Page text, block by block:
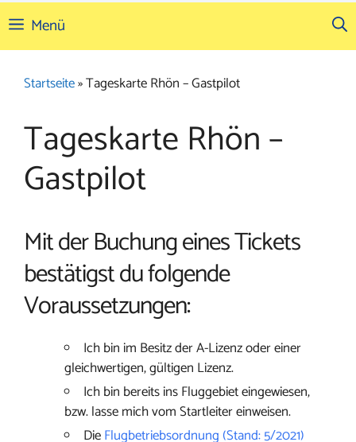
Menü
Startseite»Tageskarte Rhön – Gastpilot
Tageskarte Rhön –
Gastpilot
Mit der Buchung eines Tickets
bestätigst du folgende
Voraussetzungen:
Ich bin im Besitz der A-Lizenz oder einer
gleichwertigen, gültigen Lizenz.
Ich bin bereits ins Fluggebiet eingewiesen,
bzw. lasse mich vom Startleiter einweisen.
DieFlugbetriebsordnung (Stand: 5/2021)